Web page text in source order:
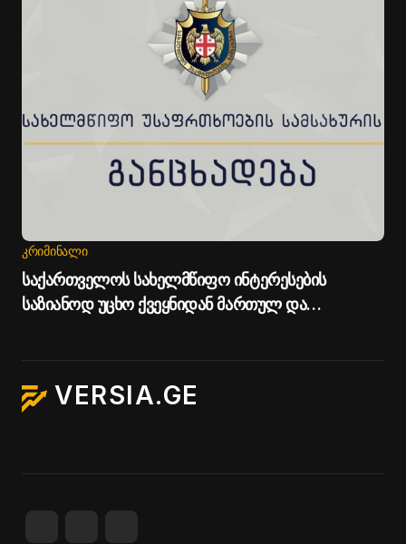
ᲙᲠᲘᲛᲘᲜᲐᲚᲘ
საქართველოს სახელმწიფო ინტერესების
საზიანოდ უცხო ქვეყნიდან მართულ და
VERSIA.GE